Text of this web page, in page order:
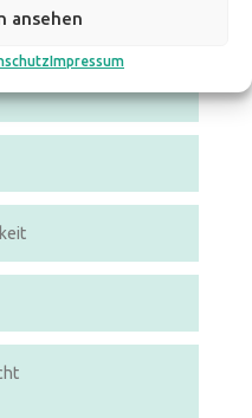
ansehen
Impressum